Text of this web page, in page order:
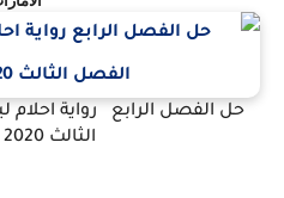
حل الفصل الرابع رواية
الثالث 2020 الامارات